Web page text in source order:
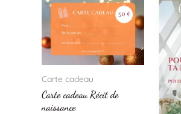
Carte cadeau
Carte cadeau Récit de
naissance